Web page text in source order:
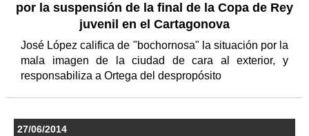
por la suspensión de la final de la Copa de Rey
juvenil en el Cartagonova
José López califica de "bochornosa" la situación por la
mala imagen de la ciudad de cara al exterior, y
responsabiliza a Ortega del despropósito
27/06/2014